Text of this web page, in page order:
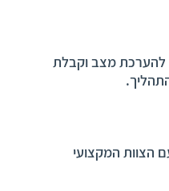
להערכת מצב וקבלת
הצוות המקצועי